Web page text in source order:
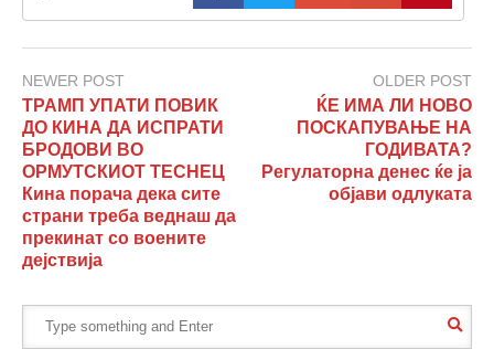
NEWER POST
ТРАМП УПАТИ ПОВИК
ДО КИНА ДА ИСПРАТИ
БРОДОВИ ВО
ОРМУТСКИОТ ТЕСНЕЦ
Кина порача дека сите
страни треба веднаш да
прекинат со воените
дејствија
OLDER POST
ЌЕ ИМА ЛИ НОВО
ПОСКАПУВАЊЕ НА
ГОДИВАТА?
Регулаторна денес ќе ја
објави одлуката